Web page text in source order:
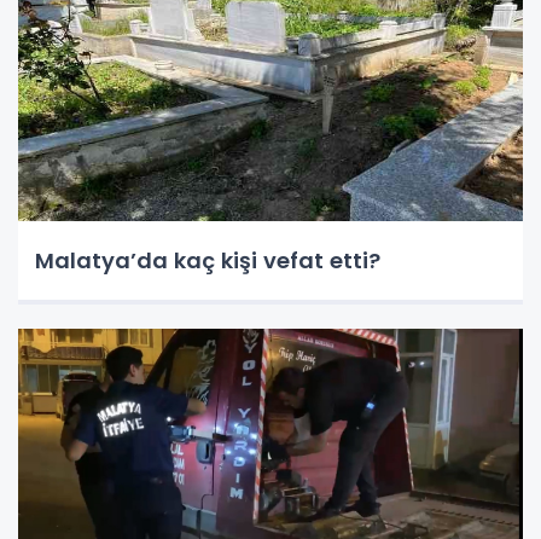
Malatya’da kaç kişi vefat etti?